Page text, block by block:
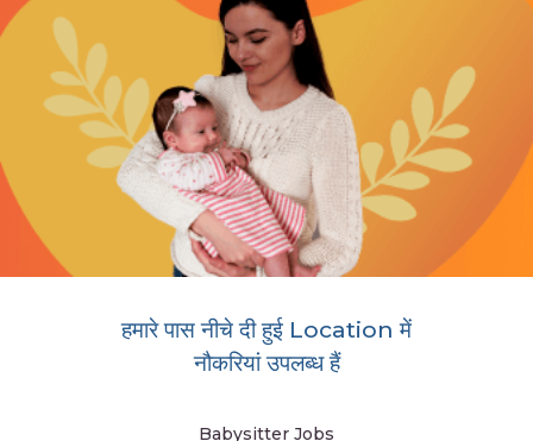
हमारे पास नीचे दी हुई Location में
नौकरियां उपलब्ध हैं
Babysitter Jobs